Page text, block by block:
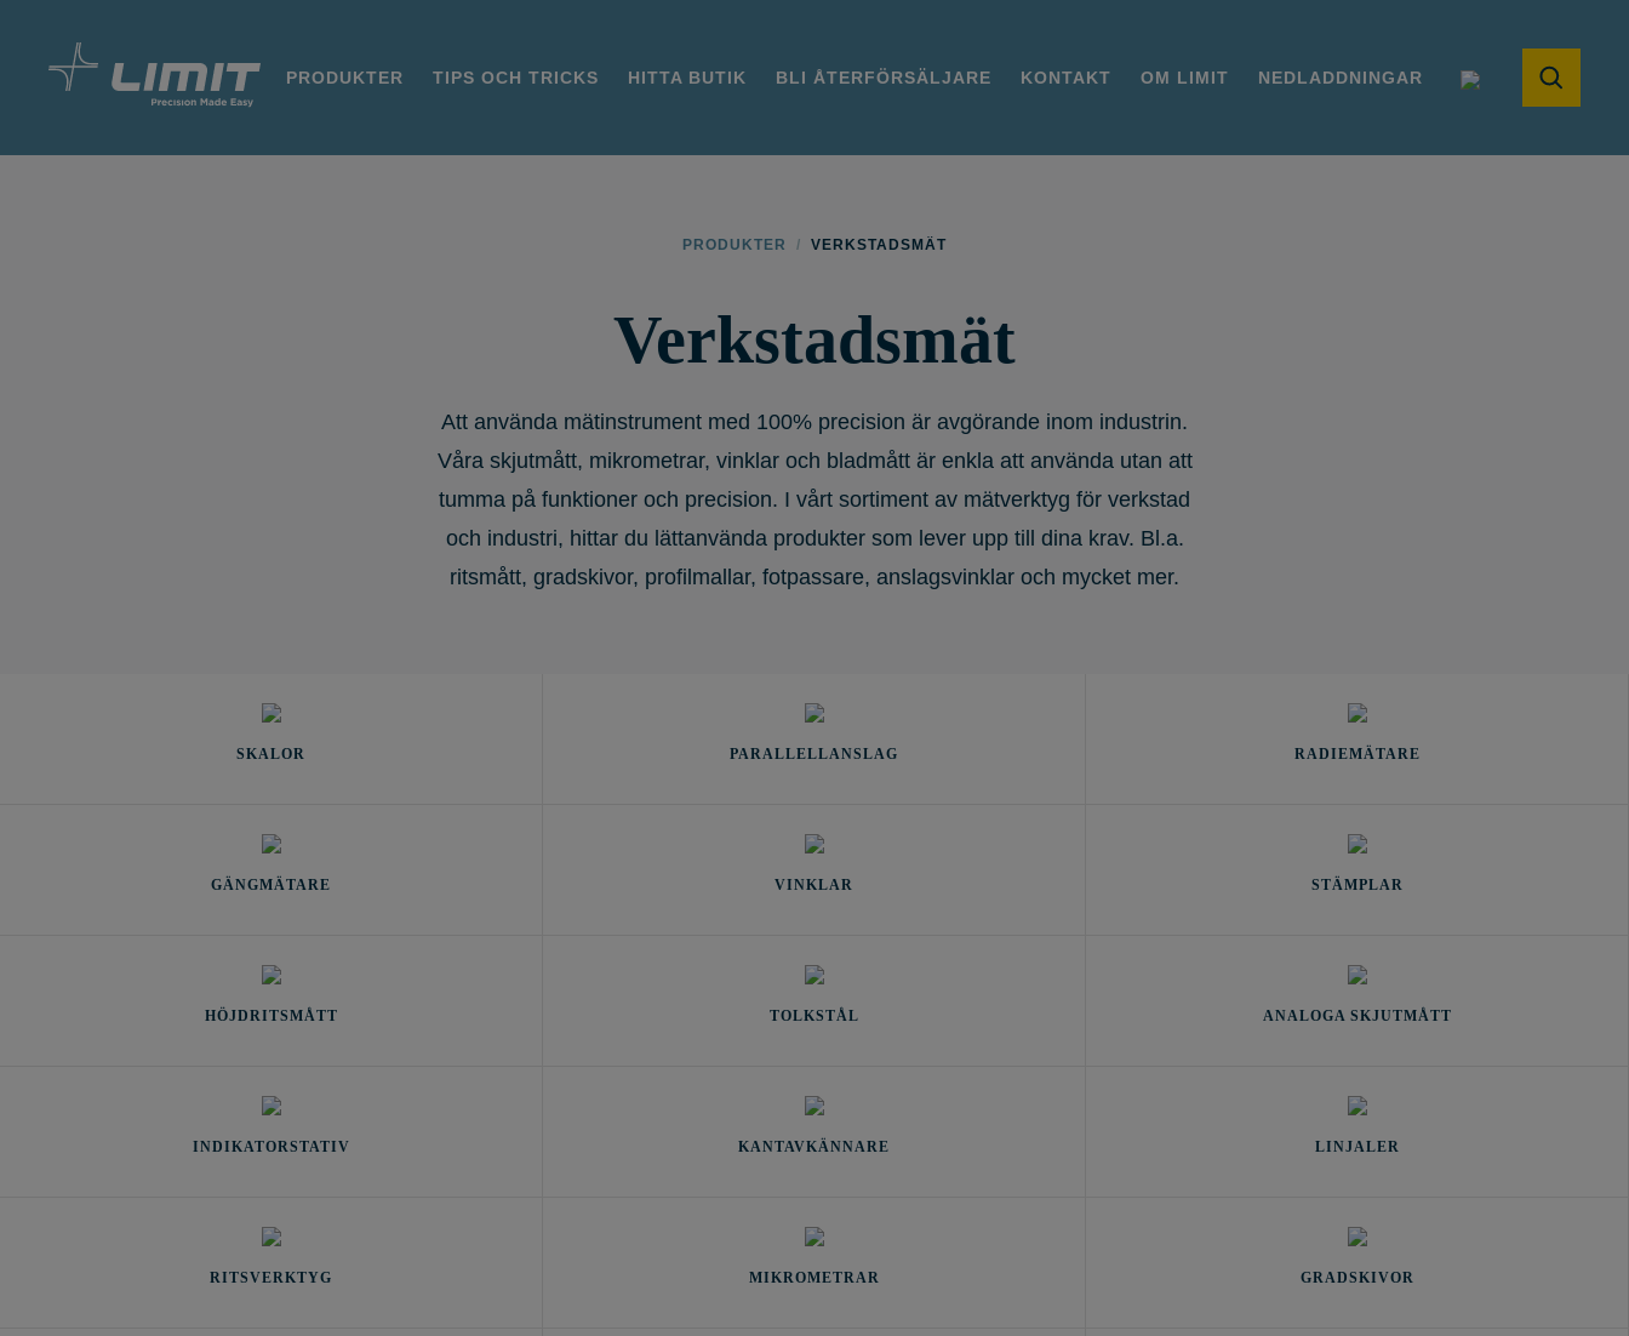
PRODUKTER TIPS OCH TRICKS HITTA BUTIK BLI ÅTERFÖRSÄLJARE KONTAKT OM LIMIT NEDLADDNINGAR
PRODUKTER / VERKSTADSMÄT
Verkstadsmät
Att använda mätinstrument med 100% precision är avgörande inom industrin.
Våra skjutmått, mikrometrar, vinklar och bladmått är enkla att använda utan att
tumma på funktioner och precision. I vårt sortiment av mätverktyg för verkstad
och industri, hittar du lättanvända produkter som lever upp till dina krav. Bl.a.
ritsmått, gradskivor, profilmallar, fotpassare, anslagsvinklar och mycket mer.
SKALOR PARALLELLANSLAG RADIEMÄTARE
GÄNGMÄTARE VINKLAR STÄMPLAR
HÖJDRITSMÅTT TOLKSTÅL ANALOGA SKJUTMÅTT
INDIKATORSTATIV KANTAVKÄNNARE LINJALER
RITSVERKTYG MIKROMETRAR GRADSKIVOR